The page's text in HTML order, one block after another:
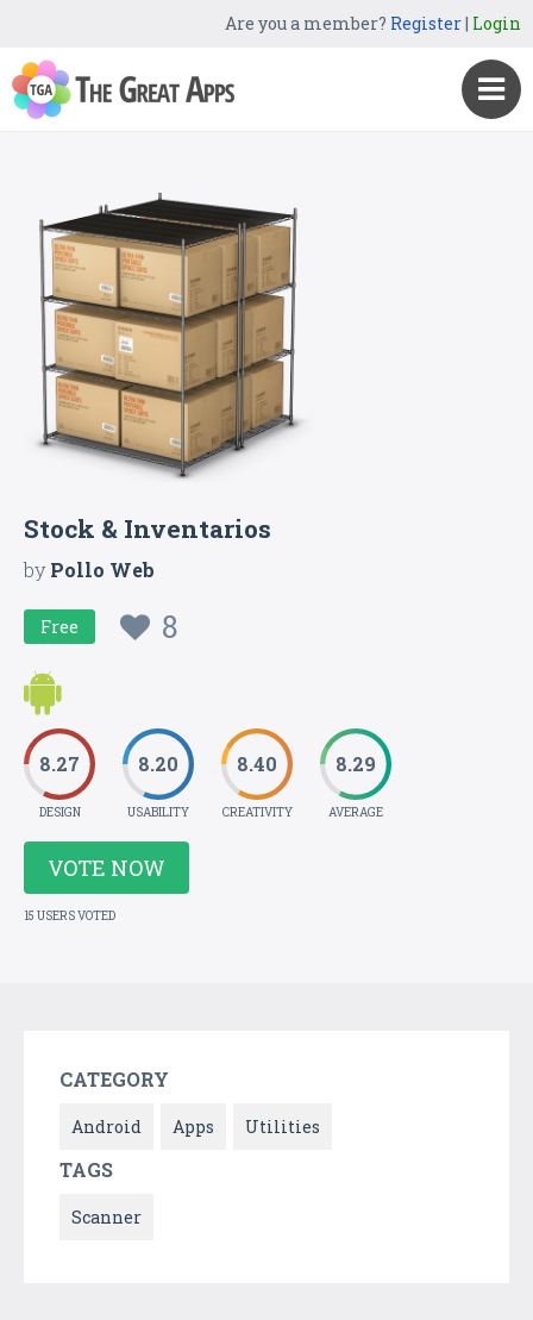
Are you a member? Register| Login
Stock & Inventarios
byPollo Web
Free 8
8.27
DESIGN
8.20
USABILITY
8.40
CREATIVITY
8.29
AVERAGE
VOTE NOW
15 USERS VOTED
CATEGORY
Android Apps Utilities
TAGS
Scanner